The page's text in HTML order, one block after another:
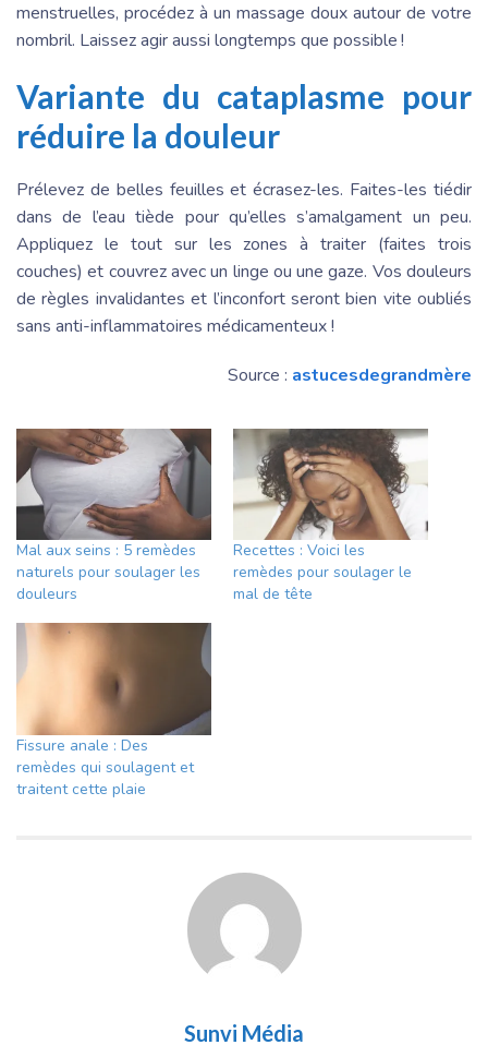
menstruelles, procédez à un massage doux autour de votre
nombril. Laissez agir aussi longtemps que possible !
Variante du cataplasme pour
réduire la douleur
Prélevez de belles feuilles et écrasez-les. Faites-les tiédir
dans de l’eau tiède pour qu’elles s’amalgament un peu.
Appliquez le tout sur les zones à traiter (faites trois
couches) et couvrez avec un linge ou une gaze. Vos douleurs
de règles invalidantes et l’inconfort seront bien vite oubliés
sans anti-inflammatoires médicamenteux !
Source : astucesdegrandmère
Mal aux seins : 5 remèdes
naturels pour soulager les
douleurs
Recettes : Voici les
remèdes pour soulager le
mal de tête
Fissure anale : Des
remèdes qui soulagent et
traitent cette plaie
Sunvi Média